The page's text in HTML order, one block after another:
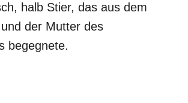
halb Stier, das aus dem
der Mutter des
begegnete.